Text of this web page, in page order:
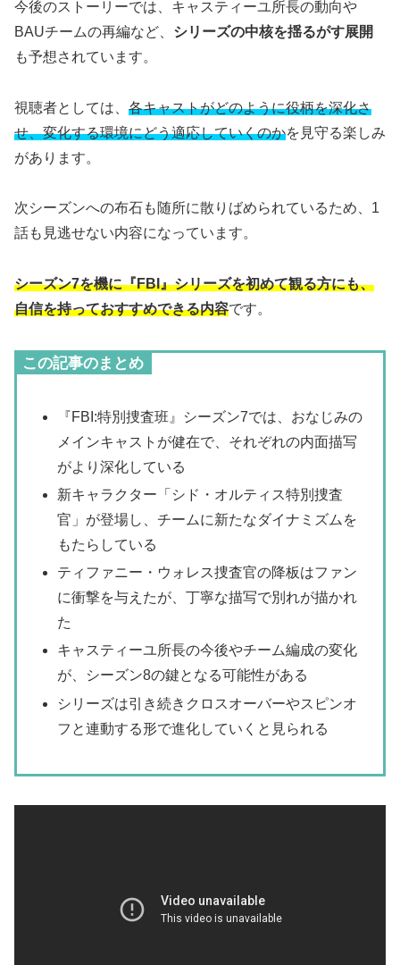
今後のストーリーでは、キャスティーユ所長の動向や
BAUチームの再編など、 シリーズの中核を揺るがす展開
も予想されています。
視聴者としては、 各キャストがどのように役柄を深化さ
せ、変化する環境にどう適応していくのかを見守る楽しみ
があります。
次シーズンへの布石も随所に散りばめられているため、1
話も見逃せない内容になっています。
シーズン7を機に『FBI』シリーズを初めて観る方にも、
自信を持っておすすめできる内容です。
この記事のまとめ
『FBI:特別捜査班』シーズン7では、おなじみの
メインキャストが健在で、それぞれの内面描写
がより深化している
新キャラクター「シド・オルティス特別捜査
官」が登場し、チームに新たなダイナミズムを
もたらしている
ティファニー・ウォレス捜査官の降板はファン
に衝撃を与えたが、丁寧な描写で別れが描かれ
た
キャスティーユ所長の今後やチーム編成の変化
が、シーズン8の鍵となる可能性がある
シリーズは引き続きクロスオーバーやスピンオ
フと連動する形で進化していくと見られる